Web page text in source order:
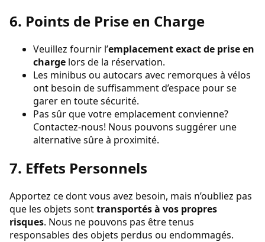
6. Points de Prise en Charge
Veuillez fournir l’emplacement exact de prise en
charge lors de la réservation.
Les minibus ou autocars avec remorques à vélos
ont besoin de suffisamment d’espace pour se
garer en toute sécurité.
Pas sûr que votre emplacement convienne?
Contactez-nous! Nous pouvons suggérer une
alternative sûre à proximité.
7. Effets Personnels
Apportez ce dont vous avez besoin, mais n’oubliez pas
que les objets sonttransportés à vos propres
risques. Nous ne pouvons pas être tenus
responsables des objets perdus ou endommagés.